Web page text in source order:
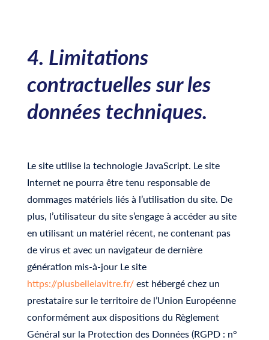
4. Limitations
contractuelles sur les
données techniques.
Le site utilise la technologie JavaScript. Le site
Internet ne pourra être tenu responsable de
dommages matériels liés à l’utilisation du site. De
plus, l’utilisateur du site s’engage à accéder au site
en utilisant un matériel récent, ne contenant pas
de virus et avec un navigateur de dernière
génération mis-à-jour Le site
https://plusbellelavitre.fr/est hébergé chez un
prestataire sur le territoire de l’Union Européenne
conformément aux dispositions du Règlement
Général sur la Protection des Données (RGPD : n°